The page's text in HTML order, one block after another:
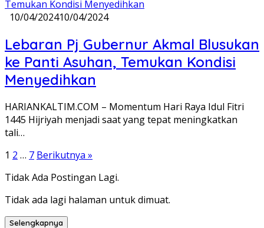
10/04/202410/04/2024
Lebaran Pj Gubernur Akmal Blusukan
ke Panti Asuhan, Temukan Kondisi
Menyedihkan
HARIANKALTIM.COM – Momentum Hari Raya Idul Fitri
1445 Hijriyah menjadi saat yang tepat meningkatkan
tali…
Paginasi
pos
1 2 … 7 Berikutnya »
Tidak Ada Postingan Lagi.
Tidak ada lagi halaman untuk dimuat.
Selengkapnya